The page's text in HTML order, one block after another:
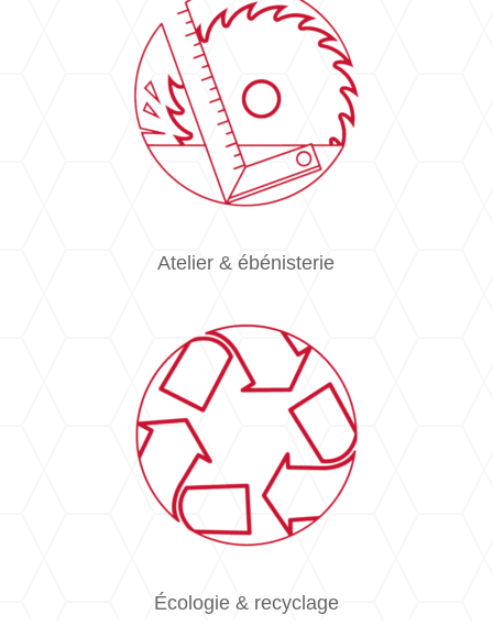
Atelier & ébénisterie
Écologie & recyclage